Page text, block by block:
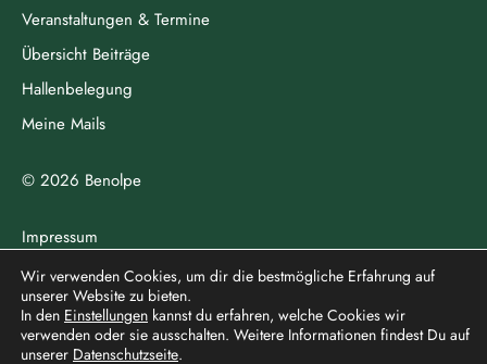
Veranstaltungen & Termine
Übersicht Beiträge
Hallenbelegung
Meine Mails
© 2026 Benolpe
Impressum
Datenschutz
north
Wir verwenden Cookies, um dir die bestmögliche Erfahrung auf
unserer Website zu bieten.
In den Einstellungen kannst du erfahren, welche Cookies wir
verwenden oder sie ausschalten. Weitere Informationen findest Du auf
unserer Datenschutzseite.